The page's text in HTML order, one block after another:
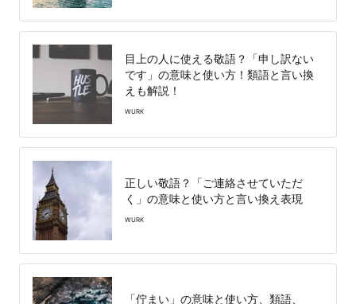
目上の人に使える敬語？「申し訳ない
です」の意味と使い方！類語と言い換
えも解説！
WURK
正しい敬語？「ご連絡させていただ
く」の意味と使い方と言い換え表現
WURK
「佇まい」の意味と使い方、類語、